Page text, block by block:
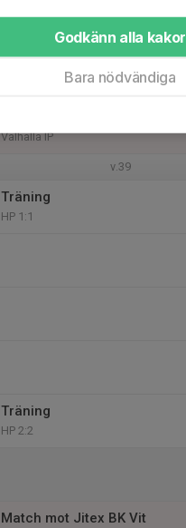
Härlanda Park 1 Konstgräs
Valhalla IP
v.39
Träning
HP 1:1
Träning
HP 2:2
Match mot Jitex BK Vit
Godkänn alla kakor
Bara nödvändiga